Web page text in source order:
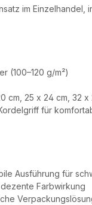
im
(100–120 g/m²)
cm, 25 x 24 cm, 32
für
Ausführung für
Farbwirkung